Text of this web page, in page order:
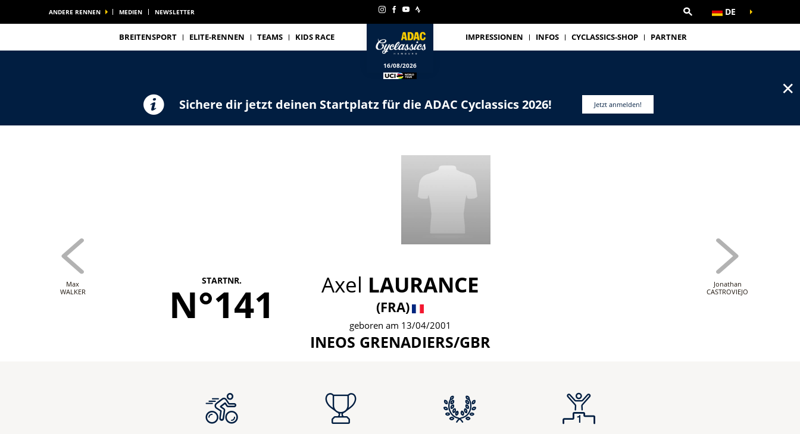
ANDERE RENNEN MEDIEN NEWSLETTER DE
BREITENSPORT ELITE-RENNEN TEAMS KIDS RACE
16/08/2026
IMPRESSIONEN INFOS CYCLASSICS-SHOP PARTNER
Sichere dir jetzt deinen Startplatz für die ADAC Cyclassics 2026! Jetzt anmelden!
✕
STARTNR.
N°141 Axel LAURANCE
(FRA)
geboren am 13/04/2001
INEOS GRENADIERS/GBR
Max
WALKER
Jonathan
CASTROVIEJO